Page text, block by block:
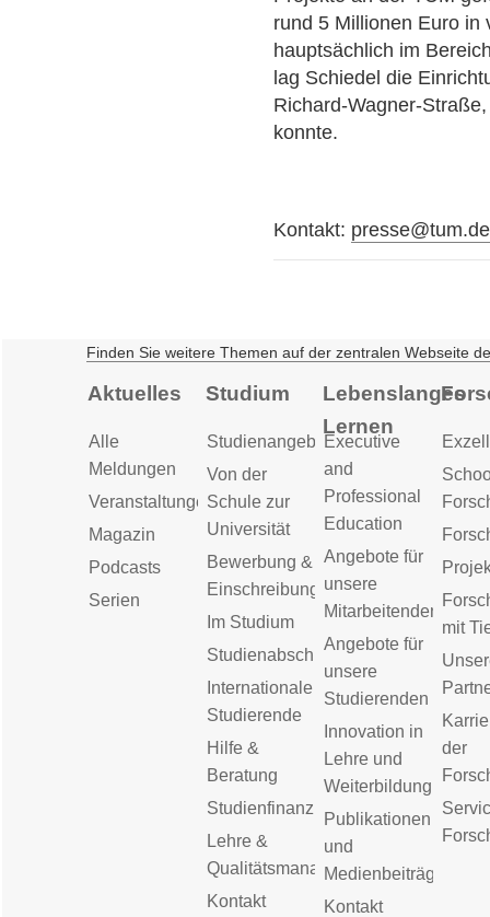
rund 5 Millionen Euro in
hauptsächlich im
lag Schiedel die
Richard-Wagner-
konnte.
Kontakt: presse@tum.de
Finden Sie weitere Themen auf der zentralen Webseite
Aktuelles
Alle
Meldungen
Veranstaltungen
Magazin
Podcasts
Serien
Studium
Studienangebot
Von der
Schule zur
Universität
Bewerbung &
Einschreibung
Im Studium
Studienabschluss
Internationale
Studierende
Hilfe &
Beratung
Studienfinanzierung
Lehre &
Qualitätsmanagement
Kontakt
Lebenslanges
Lernen
Executive
and
Professional
Education
Angebote für
unsere
Mitarbeitenden
Angebote für
unsere
Studierenden
Innovation in
Lehre und
Weiterbildung
Publikationen
und
Medienbeiträge
Kontakt
mit
der